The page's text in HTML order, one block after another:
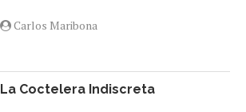
Carlos Maribona
La Coctelera Indiscreta